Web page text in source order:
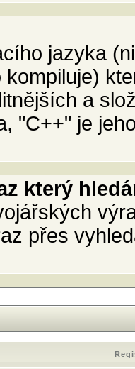
jazyka
a
"C++" je
který
přes